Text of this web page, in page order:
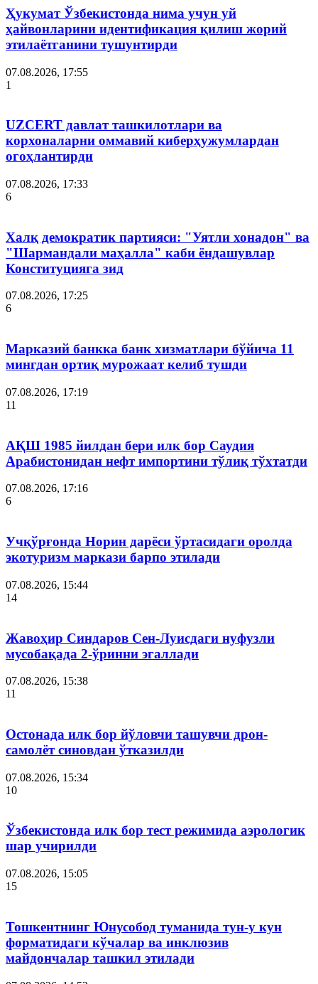
Ҳукумат Ўзбекистонда нима учун уй
ҳайвонларини идентификация қилиш жорий
этилаётганини тушунтирди
07.08.2026, 17:55
1
UZCERT давлат ташкилотлари ва
корхоналарни оммавий киберҳужумлардан
огоҳлантирди
07.08.2026, 17:33
6
Халқ демократик партияси: "Уятли хонадон" ва
"Шармандали маҳалла" каби ёндашувлар
Конституцияга зид
07.08.2026, 17:25
6
Марказий банкка банк хизматлари бўйича 11
мингдан ортиқ мурожаат келиб тушди
07.08.2026, 17:19
11
АҚШ 1985 йилдан бери илк бор Саудия
Арабистонидан нефт импортини тўлиқ тўхтатди
07.08.2026, 17:16
6
Учқўрғонда Норин дарёси ўртасидаги оролда
экотуризм маркази барпо этилади
07.08.2026, 15:44
14
Жавоҳир Синдаров Сен-Луисдаги нуфузли
мусобақада 2-ўринни эгаллади
07.08.2026, 15:38
11
Остонада илк бор йўловчи ташувчи дрон-
самолёт синовдан ўтказилди
07.08.2026, 15:34
10
Ўзбекистонда илк бор тест режимида аэрологик
шар учирилди
07.08.2026, 15:05
15
Тошкентнинг Юнусобод туманида тун-у кун
форматидаги кўчалар ва инклюзив
майдончалар ташкил этилади